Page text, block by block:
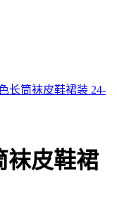
长筒袜皮鞋裙装 24-
袜皮鞋裙